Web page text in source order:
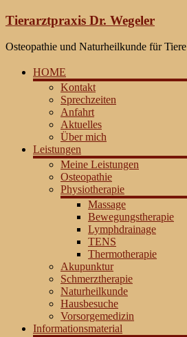
Zum
springen
Tierarztpraxis Dr. Wegeler
Osteopathie und Naturheilkunde für Tiere
HOME
Kontakt
Sprechzeiten
Anfahrt
Aktuelles
Über mich
Leistungen
Meine Leistungen
Osteopathie
Physiotherapie
Massage
Bewegungstherapie
Lymphdrainage
TENS
Thermotherapie
Akupunktur
Schmerztherapie
Naturheilkunde
Hausbesuche
Vorsorgemedizin
Informationsmaterial